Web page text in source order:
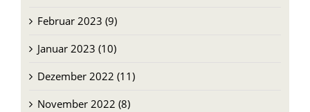
Januar 2023 (10)
Dezember 2022 (11)
November 2022 (8)
Oktober 2022 (9)